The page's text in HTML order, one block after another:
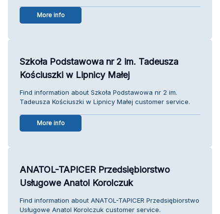
More info
Szkoła Podstawowa nr 2 im. Tadeusza
Kościuszki w Lipnicy Małej
Find information about Szkoła Podstawowa nr 2 im.
Tadeusza Kościuszki w Lipnicy Małej customer service.
More info
ANATOL-TAPICER Przedsiębiorstwo
Usługowe Anatol Korolczuk
Find information about ANATOL-TAPICER Przedsiębiorstwo
Usługowe Anatol Korolczuk customer service.